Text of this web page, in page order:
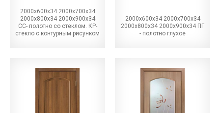
2000х600х34 2000х700х34
2000х800х34 2000х900х34
СС- полотно со стеклом. КР-
стекло с контурным рисунком
2000х600х34 2000х700х34
2000х800х34 2000х900х34 ПГ
- полотно глухое